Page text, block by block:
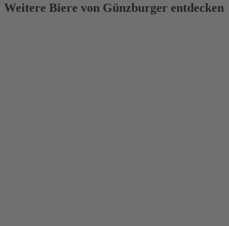
Weitere Biere von Günzburger entdecken